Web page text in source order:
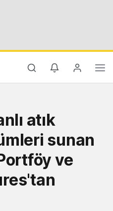
atık
sunan
ve